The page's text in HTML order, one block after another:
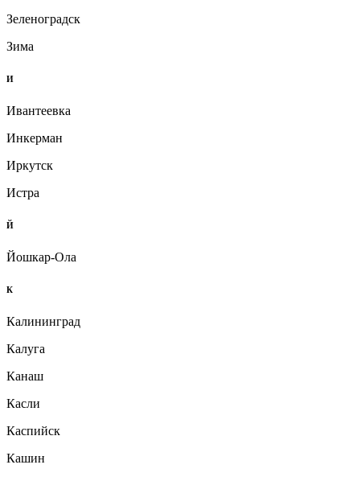
Зеленоградск
Зима
И
Ивантеевка
Инкерман
Иркутск
Истра
Й
Йошкар-Ола
К
Калининград
Калуга
Канаш
Касли
Каспийск
Кашин